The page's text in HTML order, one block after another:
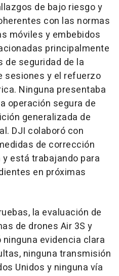
de bajo riesgo y
con las normas
móviles y embebidos
principalmente
seguridad de la
sesiones y el refuerzo
Ninguna presentaba
operación segura de
generalizada de
DJI colaboró con
de corrección
está trabajando para
en próximas
la evaluación de
de drones Air 3S y
evidencia clara
ninguna transmisión
Unidos y ninguna vía